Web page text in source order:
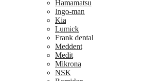
Hamamatsu
Ingo-man
Kia
Lumick
Frank dental
Meddent
Medit
Mikrona
NSK